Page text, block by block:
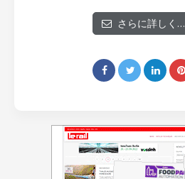
さらに詳しく…